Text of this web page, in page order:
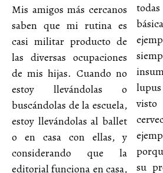
Mis amigos más cercanos
saben que mi rutina es
casi militar producto de
las diversas ocupaciones
de mis hijas. Cuando no
estoy llevándolas o
buscándolas de la escuela,
estoy llevándolas al ballet
o en casa con ellas, y
considerando que la
editorial funciona en casa,
su